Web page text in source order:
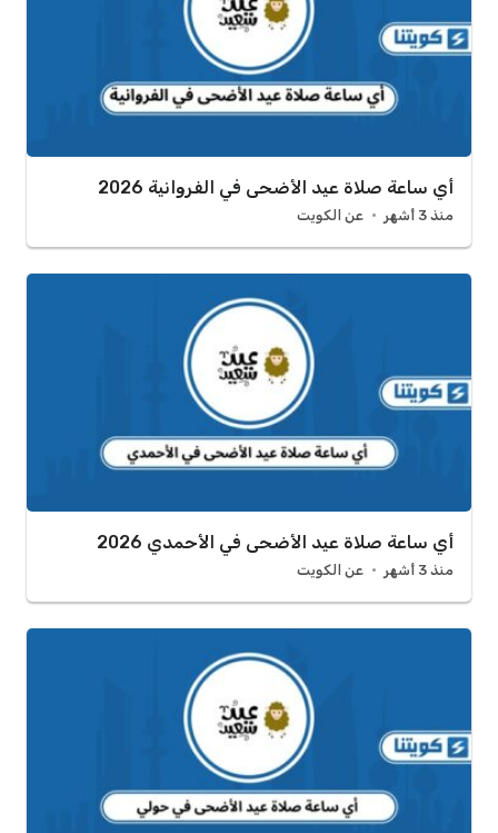
أي ساعة صلاة عيد الأضحى في الفروانية 2026
منذ 3 أشهر عن الكويت
أي ساعة صلاة عيد الأضحى في الأحمدي 2026
منذ 3 أشهر عن الكويت